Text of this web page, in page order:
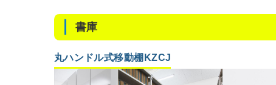
書庫
丸ハンドル式移動棚KZCJ